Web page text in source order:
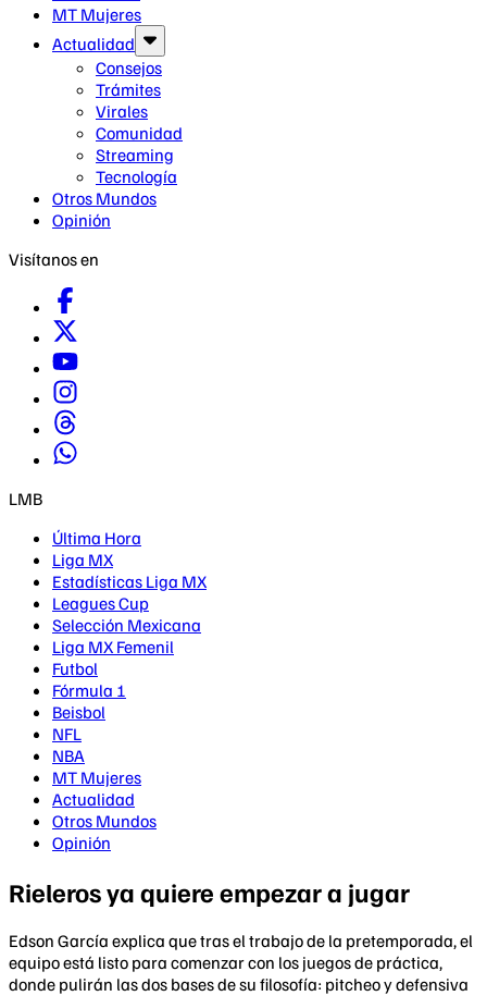
MT Mujeres
Actualidad
Consejos
Trámites
Virales
Comunidad
Streaming
Tecnología
Otros Mundos
Opinión
Visítanos en
LMB
Última Hora
Liga MX
Estadísticas Liga MX
Leagues Cup
Selección Mexicana
Liga MX Femenil
Futbol
Fórmula 1
Beisbol
NFL
NBA
MT Mujeres
Actualidad
Otros Mundos
Opinión
Rieleros ya quiere empezar a jugar
Edson García explica que tras el trabajo de la pretemporada, el
equipo está listo para comenzar con los juegos de práctica,
donde pulirán las dos bases de su filosofía: pitcheo y defensiva